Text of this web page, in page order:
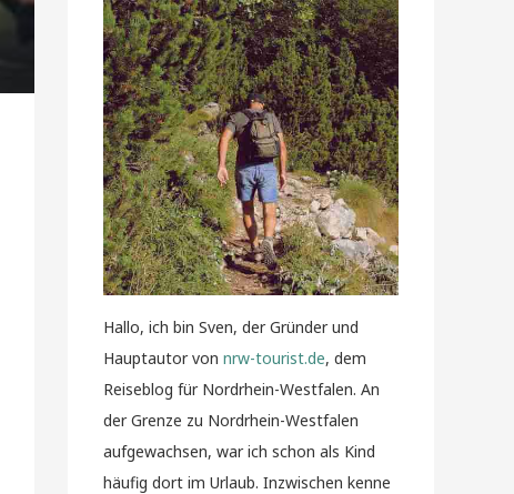
Hallo, ich bin Sven, der Gründer und
Hauptautor von nrw-tourist.de, dem
Reiseblog für Nordrhein-Westfalen. An
der Grenze zu Nordrhein-Westfalen
aufgewachsen, war ich schon als Kind
häufig dort im Urlaub. Inzwischen kenne